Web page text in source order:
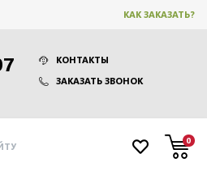
КАК ЗАКАЗАТЬ?
КОНТАКТЫ
ЗАКАЗАТЬ ЗВОНОК
0